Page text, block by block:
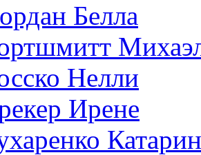
Белла
Нелли
Ирене